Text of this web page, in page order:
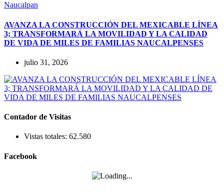
Naucalpan
AVANZA LA CONSTRUCCIÓN DEL MEXICABLE LÍNEA
3; TRANSFORMARÁ LA MOVILIDAD Y LA CALIDAD
DE VIDA DE MILES DE FAMILIAS NAUCALPENSES
julio 31, 2026
Contador de Visitas
Vistas totales: 62.580
Facebook